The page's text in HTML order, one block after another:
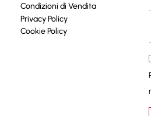
Condizioni di Vendita
Privacy Policy
Cookie Policy